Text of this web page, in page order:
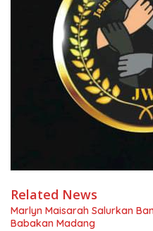
Related News
Marlyn Maisarah Salurkan
Babakan Madang